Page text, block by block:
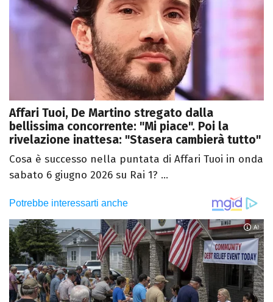
Affari Tuoi, De Martino stregato dalla
bellissima concorrente: "Mi piace". Poi la
rivelazione inattesa: "Stasera cambierà tutto"
Cosa è successo nella puntata di Affari Tuoi in onda
sabato 6 giugno 2026 su Rai 1? ...